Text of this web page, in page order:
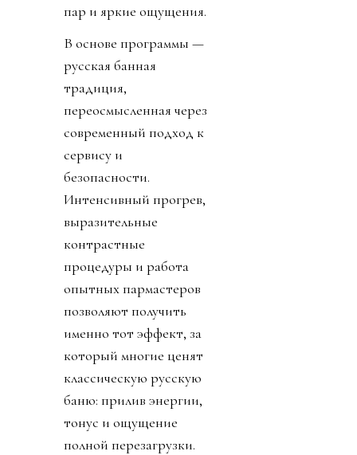
пар и яркие ощущения.
В основе программы —
русская банная
традиция,
переосмысленная через
современный подход к
сервису и
безопасности.
Интенсивный прогрев,
выразительные
контрастные
процедуры и работа
опытных пармастеров
позволяют получить
именно тот эффект, за
который многие ценят
классическую русскую
баню: прилив энергии,
тонус и ощущение
полной перезагрузки.